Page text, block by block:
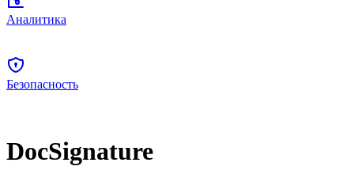
Аналитика
Безопасность
DocSignature